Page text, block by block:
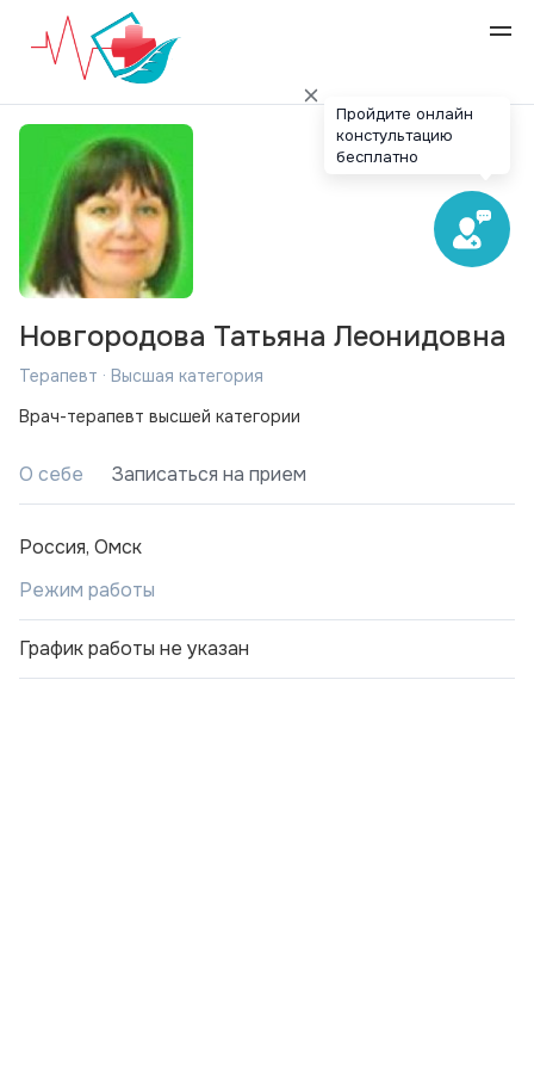
Новгородова Татьяна Леонидовна
Терапевт · Высшая категория
Врач-терапевт высшей категории
О себе Записаться на прием
Россия, Омск
Режим работы
График работы не указан
Пройдите онлайн
констультацию
бесплатно